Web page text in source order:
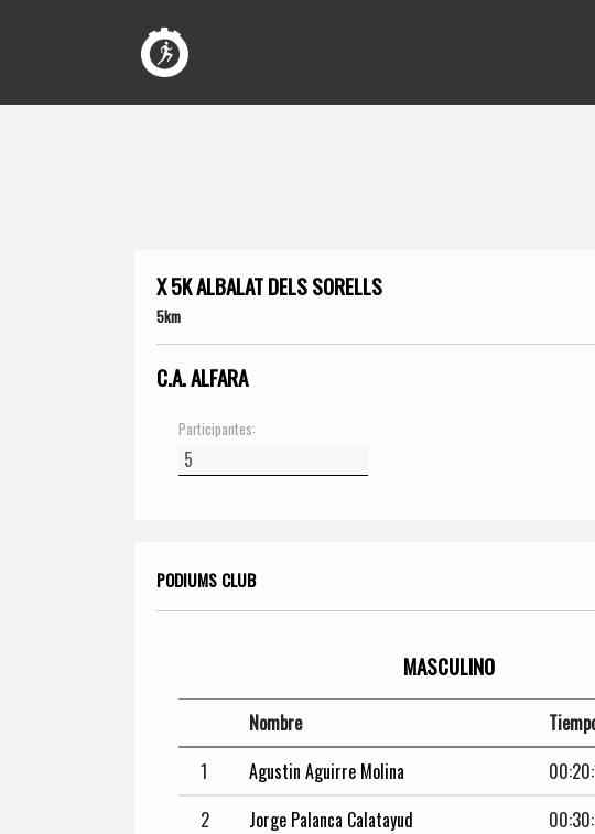
X 5K ALBALAT DELS SORELLS
5km
C.A. ALFARA
Participantes:
PODIUMS CLUB
MASCULINO
Nombre
1
Agustin Aguirre Molina
2
Jorge Palanca Calatayud